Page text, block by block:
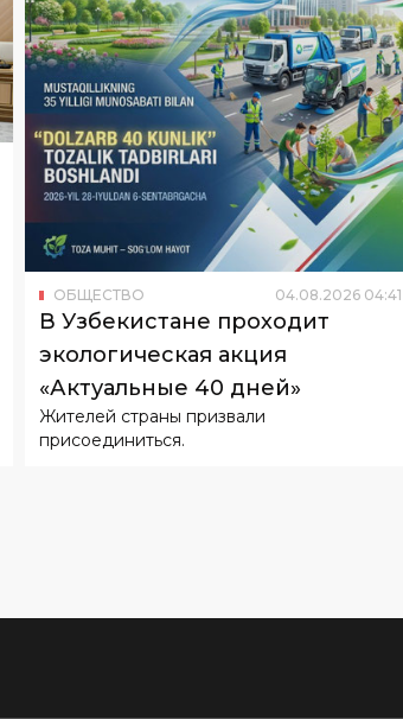
ОБЩЕСТВО 04.08.2026 04:
В Узбекистане проходит
экологическая акция
«Актуальные 40 дней»
Жителей страны призвали